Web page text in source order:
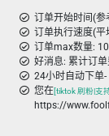
订单开始时间(参
订单执行速度(平
订单max数量:
好消息: 累计订
24小时自动下单-
您在[tiktok 刷粉|支
https://